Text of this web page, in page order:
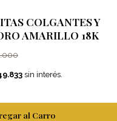
COLGANTES Y
AMARILLO 18K
sin interés.
al Carro